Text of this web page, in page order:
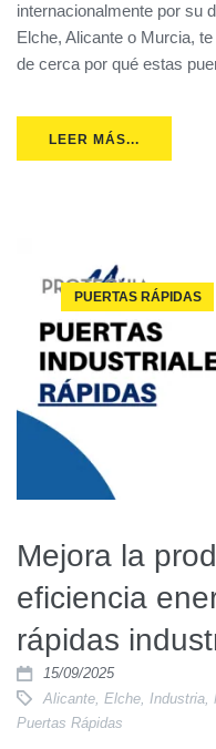
internacionalmente por su
Elche, Alicante o Murcia,
de cerca por qué estas
LEER MÁS...
PUERTAS RÁPIDAS
Mejora la
eficiencia
rápidas
15/09/2025
Alicante Elche Industria
Puertas Rápidas